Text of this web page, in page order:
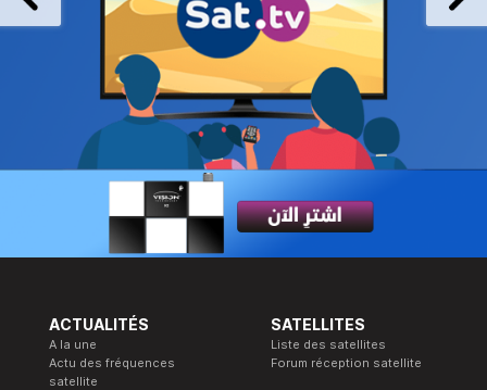
ACTUALITÉS
A la une
Actu des fréquences
satellite
SATELLITES
Liste des satellites
Forum réception satellite